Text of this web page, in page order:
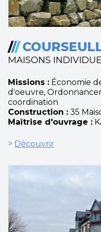
///
MAISONS
Missions : Économie
d'oeuvre,
coordination
Construction : 35
Maîtrise d'ouvrage :
> Découvrir